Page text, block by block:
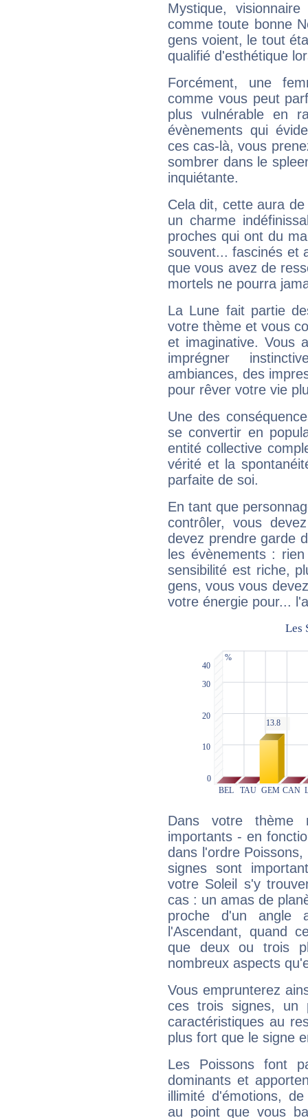
Mystique,
comme toute bonne
gens voient, le tout
qualifié d'esthétique
Forcément, une
comme vous peut
plus vulnérable en
évènements qui
ces cas-là, vous
sombrer dans le
inquiétante.
Cela dit, cette aura
un charme
proches qui ont du
souvent... fascinés et
que vous avez de
mortels ne pourra
La Lune fait partie
votre thème et vous
et imaginative. Vous
imprégner
ambiances, des
pour rêver votre vie
Une des
se convertir en
entité collective
vérité et la
parfaite de soi.
En tant que
contrôler, vous
devez prendre garde
les évènements :
sensibilité est riche,
gens, vous vous
votre énergie pour...
Dans votre thème
importants - en
dans l'ordre
signes sont
votre Soleil s'y
cas : un amas de
proche d'un
l'Ascendant, quand
que deux ou trois
nombreux aspects
Vous emprunterez
ces trois signes, un
caractéristiques au
plus fort que le signe
Les Poissons font
dominants et
illimité d'émotions,
au point que vous